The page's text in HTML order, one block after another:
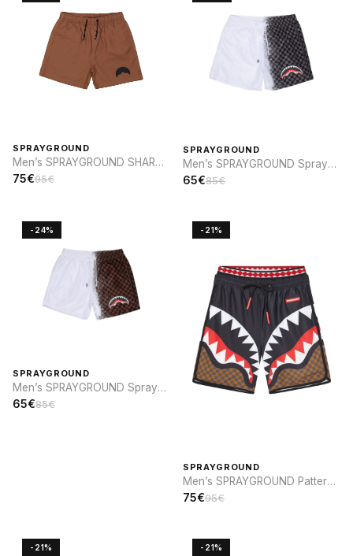
SPRAYGROUND
Men’s SPRAYGROUND SHARK
PARCH SWIM
75€95€
SPRAYGROUND
Men’s SPRAYGROUND Spray
sip SWIM
65€85€
-24%
SPRAYGROUND
Men’s SPRAYGROUND Spray
sip SWIM
65€85€
-21%
SPRAYGROUND
Men’s SPRAYGROUND Pattern
and Elastic Waistband SWIM
75€95€
-21% -21%